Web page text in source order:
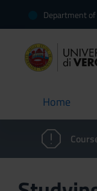
Department
Home
current